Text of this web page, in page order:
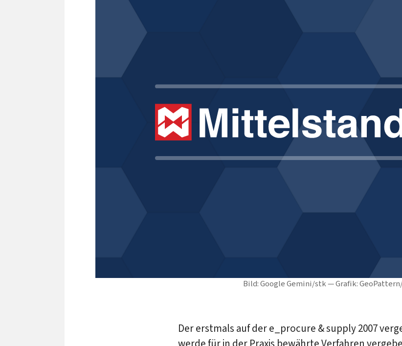
Bild: Google Gemini/stk — Grafik:
Der erstmals auf der e_procure & supply 2007